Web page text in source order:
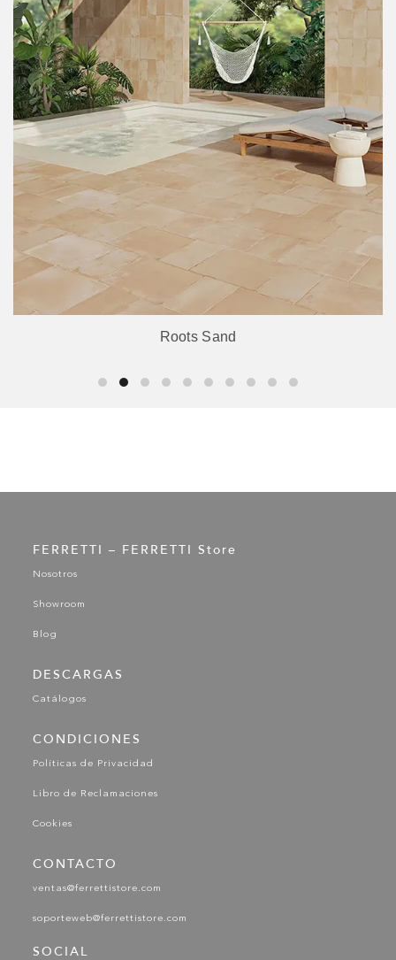
Roots Sand
FERRETTI – FERRETTI Store
Nosotros
Showroom
Blog
DESCARGAS
Catálogos
CONDICIONES
Políticas de Privacidad
Libro de Reclamaciones
Cookies
CONTACTO
ventas@ferrettistore.com
soporteweb@ferrettistore.com
SOCIAL